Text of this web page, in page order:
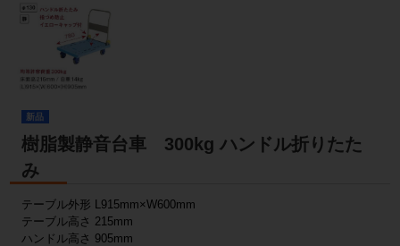
新品
樹脂製静音台車 300kg ハンドル折りたた
み
テーブル外形 L915mm×W600mm
テーブル高さ 215mm
ハンドル高さ 905mm